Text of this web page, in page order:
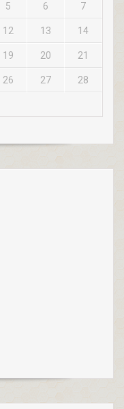
5 6 7
12 13 14
19 20 21
26 27 28